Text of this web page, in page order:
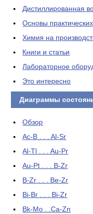
Дистиллированная
Основы
Химия на
Книги и статьи
Лабораторное
Это интересно
Диаграммы
Обзор
Ac-B . . . Al-Sr
Al-Tl . . . Au-Pr
Au-Pt . . . B-Zr
B-Zr . . . Be-Zr
Bi-Br . . . Bi-Zr
Bk-Mo . .Ca-Zn